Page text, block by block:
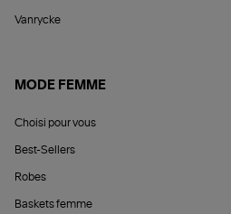
Vanrycke
MODE FEMME
Choisi pour vous
Best-Sellers
Robes
Baskets femme